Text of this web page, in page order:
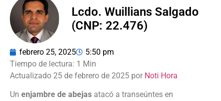
Lcdo. Wuillians Salgado
(CNP: 22.476)
febrero 25, 2025 5:50 pm
Actualizado 25 de febrero de 2025 por Noti Hora
Un enjambre de abejas atacó a transeúntes en